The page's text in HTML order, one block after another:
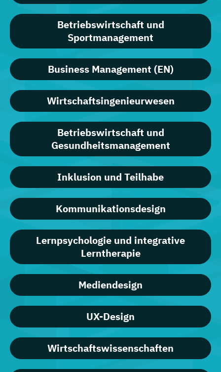
Betriebswirtschaft und
Sportmanagement
Business Management (EN)
Wirtschaftsingenieurwesen
Betriebswirtschaft und
Gesundheitsmanagement
Inklusion und Teilhabe
Kommunikationsdesign
Lernpsychologie und integrative
Lerntherapie
Mediendesign
UX-Design
Wirtschaftswissenschaften